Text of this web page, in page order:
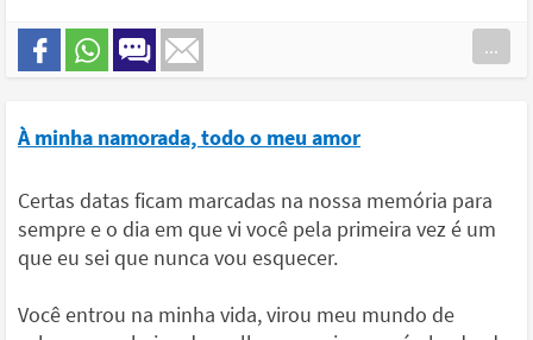
...
À minha namorada, todo o meu amor
Certas datas ficam marcadas na nossa memória para
sempre e o dia em que vi você pela primeira vez é um
que eu sei que nunca vou esquecer.
Você entrou na minha vida, virou meu mundo de